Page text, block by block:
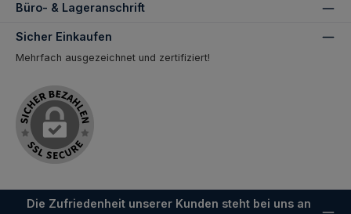
Büro- & Lageranschrift
Sicher Einkaufen
Mehrfach ausgezeichnet und zertifiziert!
Die Zufriedenheit unserer Kunden steht bei uns an